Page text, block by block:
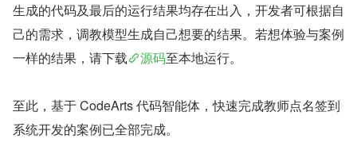
生成的代码及最后的运行结果均存在出入，开发者可根据自
己的需求，调教模型生成自己想要的结果。若想体验与案例
一样的结果，请下载
源码至本地运行。
至此，基于 CodeArts 代码智能体，快速完成教师点名签到
系统开发的案例已全部完成。